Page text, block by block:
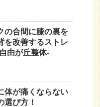
の合間に膝の裏を
を改善するストレ
由が丘整体-
体が痛くならない
選び方！